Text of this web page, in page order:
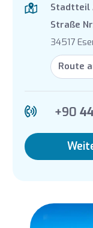
Stadtteil
Straße
34517
Route
+90